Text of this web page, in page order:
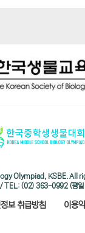
Olympiad, KSBE. All
TEL: (02) 363-0992 (평
보 취급방침 이용